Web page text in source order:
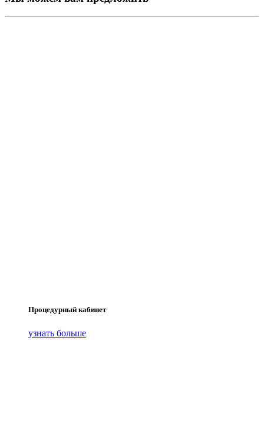
Процедурный кабинет
узнать больше